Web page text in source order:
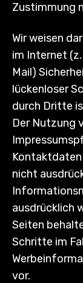
Zustimmung
Wir weisen
im Internet
Mail)
lückenloser
durch Dritte
Der Nutzung
nicht
ausdrücklich
Seiten
Schritte im
vor.